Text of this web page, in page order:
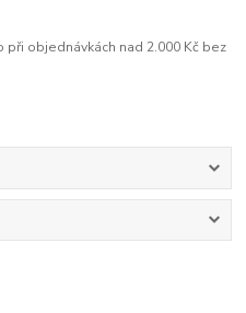
při objednávkách nad 2.000 Kč bez